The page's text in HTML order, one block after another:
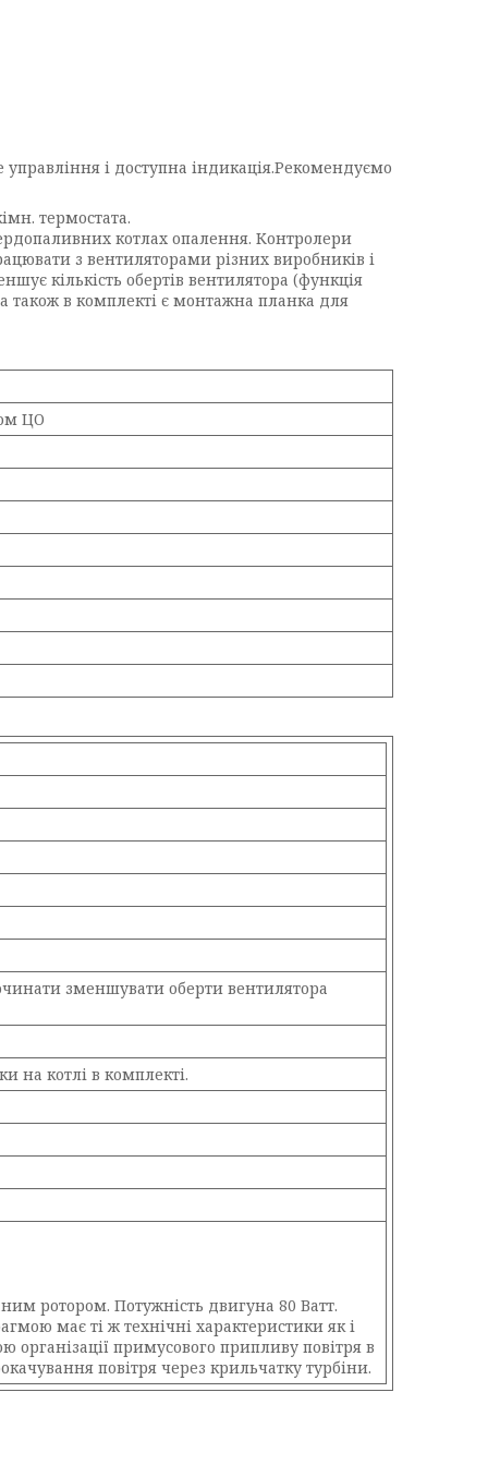
і доступна індикація.Рекомендуємо
термостата.
котлах опалення. Контролери
з вентиляторами різних виробників і
кількість обертів вентилятора (функція
також в комплекті є монтажна планка для
ЦО
зменшувати оберти вентилятора
на котлі в комплекті.
ротором. Потужність двигуна 80 Ватт.
має ті ж технічні характеристики як і
примусового припливу повітря в
повітря через крильчатку турбіни.